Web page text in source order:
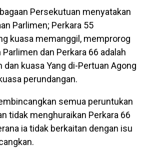
Persekutuan menyatakan
Parlimen; Perkara 55
kuasa memanggil, memprorog
dan Perkara 66 adalah
dan kuasa Yang di-Pertuan Agong
perundangan.
semua peruntukan
tidak menghuraikan Perkara 66
ia tidak berkaitan dengan isu